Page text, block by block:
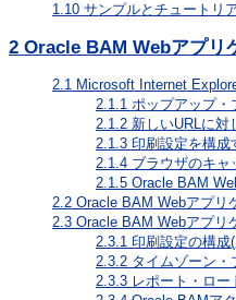
1.10 サンプルとチュートリ
2 Oracle BAM Webアプリ
2.1 Microsoft Internet
2.1.1 ポップアップ・
2.1.2 新しいURLに対
2.1.3 印刷設定を構成
2.1.4 ブラウザのキャ
2.1.5 Oracle BAM
2.2 Oracle BAM Webアプリ
2.3 Oracle BAM Webアプリ
2.3.1 印刷設定の構成
2.3.2 タイムゾーン・
2.3.3 レポート・ロ